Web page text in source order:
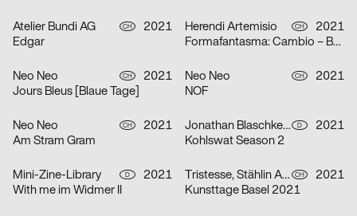
Atelier Bundi AG CH
2021
Edgar
Herendi Artemisio CH
2021
Formafantasma: Cambio – Baum, Holz, Mensch
Neo Neo CH
2021
Jours Bleus [Blaue Tage]
Neo Neo CH
2021
NOF
Neo Neo CH
2021
Am Stram Gram
Jonathan Blaschke, Bruno Jacoby D
2021
Kohlswat Season 2
Mini-Zine-Library D
2021
With me im Widmer II
Tristesse, Stählin Alena CH
2021
Kunsttage Basel 2021